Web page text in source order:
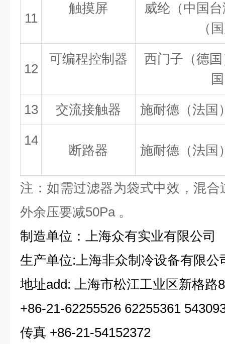
11
触摸屏
威纶（中国
（
12
可编程控制器
西门子（德
13 交流接触器 施耐德（法国
14
断路器 施耐德（法国
注：如需过滤器为袋式中效，混
外余压要减50Pa 。
制造单位：上海众有实业有限公司
生产单位:上海非众制冷设备有限公
地址add: 上海市松江工业区新格路
+86-21-62255526 62255361
传真 +86-21-54152372